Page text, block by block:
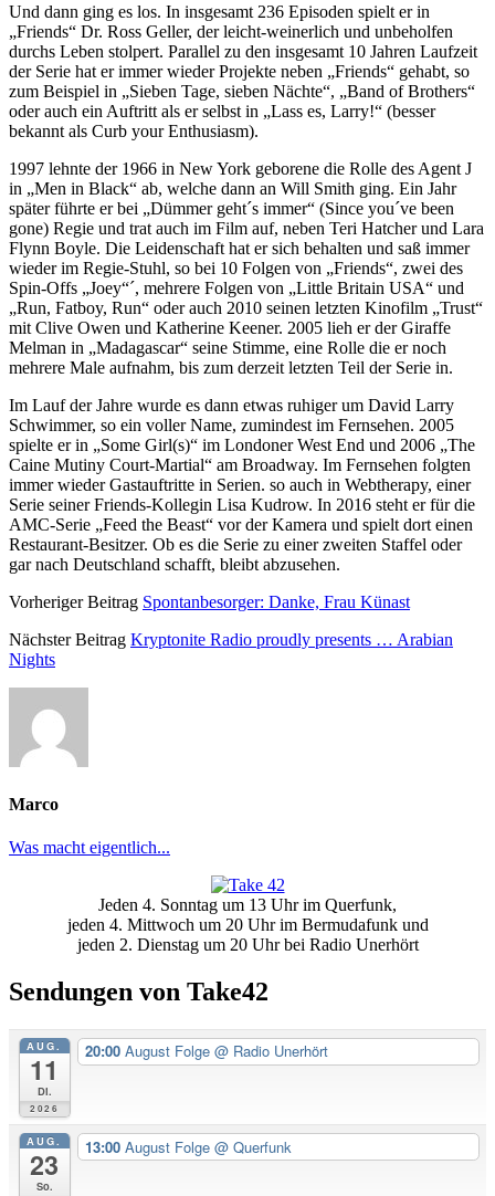
Und dann ging es los. In insgesamt 236 Episoden spielt er in
„Friends“ Dr. Ross Geller, der leicht-weinerlich und unbeholfen
durchs Leben stolpert. Parallel zu den insgesamt 10 Jahren Laufzeit
der Serie hat er immer wieder Projekte neben „Friends“ gehabt, so
zum Beispiel in „Sieben Tage, sieben Nächte“, „Band of Brothers“
oder auch ein Auftritt als er selbst in „Lass es, Larry!“ (besser
bekannt als Curb your Enthusiasm).
1997 lehnte der 1966 in New York geborene die Rolle des Agent J
in „Men in Black“ ab, welche dann an Will Smith ging. Ein Jahr
später führte er bei „Dümmer geht´s immer“ (Since you´ve been
gone) Regie und trat auch im Film auf, neben Teri Hatcher und Lara
Flynn Boyle. Die Leidenschaft hat er sich behalten und saß immer
wieder im Regie-Stuhl, so bei 10 Folgen von „Friends“, zwei des
Spin-Offs „Joey“´, mehrere Folgen von „Little Britain USA“ und
„Run, Fatboy, Run“ oder auch 2010 seinen letzten Kinofilm „Trust“
mit Clive Owen und Katherine Keener. 2005 lieh er der Giraffe
Melman in „Madagascar“ seine Stimme, eine Rolle die er noch
mehrere Male aufnahm, bis zum derzeit letzten Teil der Serie in.
Im Lauf der Jahre wurde es dann etwas ruhiger um David Larry
Schwimmer, so ein voller Name, zumindest im Fernsehen. 2005
spielte er in „Some Girl(s)“ im Londoner West End und 2006 „The
Caine Mutiny Court-Martial“ am Broadway. Im Fernsehen folgten
immer wieder Gastauftritte in Serien. so auch in Webtherapy, einer
Serie seiner Friends-Kollegin Lisa Kudrow. In 2016 steht er für die
AMC-Serie „Feed the Beast“ vor der Kamera und spielt dort einen
Restaurant-Besitzer. Ob es die Serie zu einer zweiten Staffel oder
gar nach Deutschland schafft, bleibt abzusehen.
Vorheriger Beitrag Spontanbesorger: Danke, Frau Künast
Nächster Beitrag Kryptonite Radio proudly presents … Arabian
Nights
Marco
Was macht eigentlich...
SeitenleisteJeden 4. Sonntag um 13 Uhr im Querfunk,
jeden 4. Mittwoch um 20 Uhr im Bermudafunk und
jeden 2. Dienstag um 20 Uhr bei Radio Unerhört
Sendungen von Take42
AUG.
11
Di.
2026
20:00 August Folge @ Radio Unerhört
AUG.
23
So.
13:00 August Folge @ Querfunk